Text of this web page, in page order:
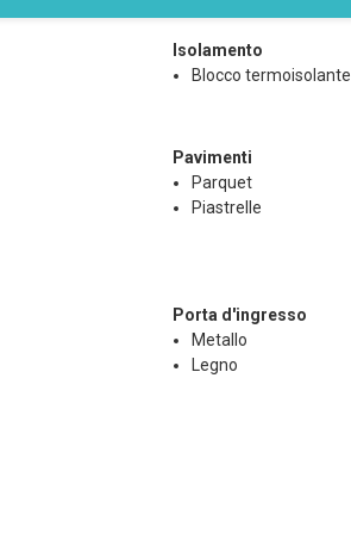
Isolamento
Blocco termoisolante
Pavimenti
Parquet
Piastrelle
Porta d'ingresso
Metallo
Legno